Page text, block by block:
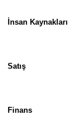
İnsan Kaynakları
Satış
Finans